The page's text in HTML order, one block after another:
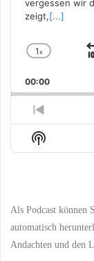
vergessen wir
zeigt,[...]
Change
Rate
1x
00:00
Previous
Episode
Show
Podcast
Als Podcast können
automatisch
Andachten und den